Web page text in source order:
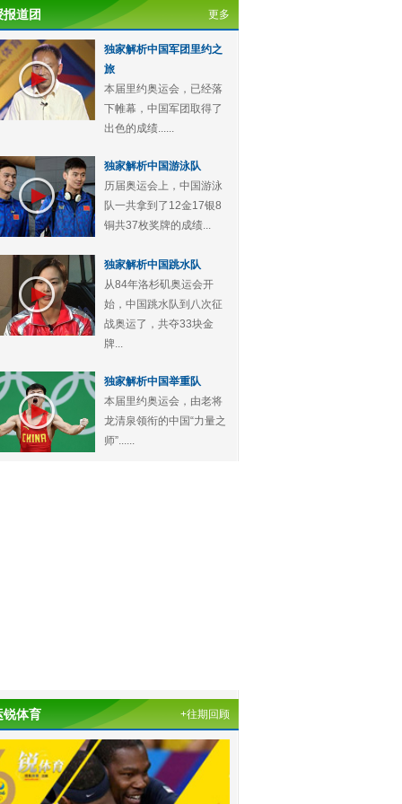
报道团 更多
独家解析中国军团里约之
旅
本届里约奥运会，已经落
下帷幕，中国军团取得了
出色的成绩......
独家解析中国游泳队
历届奥运会上，中国游泳
队一共拿到了12金17银8
铜共37枚奖牌的成绩...
独家解析中国跳水队
从84年洛杉矶奥运会开
始，中国跳水队到八次征
战奥运了，共夺33块金
牌...
独家解析中国举重队
本届里约奥运会，由老将
龙清泉领衔的中国“力量之
师”......
锐体育 +往期回顾